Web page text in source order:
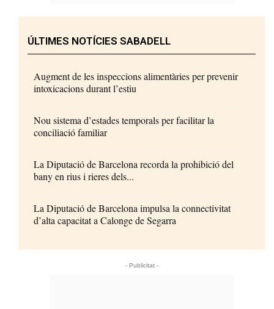
ÚLTIMES NOTÍCIES SABADELL
Augment de les inspeccions alimentàries per prevenir
intoxicacions durant l’estiu
Nou sistema d’estades temporals per facilitar la
conciliació familiar
La Diputació de Barcelona recorda la prohibició del
bany en rius i rieres dels...
La Diputació de Barcelona impulsa la connectivitat
d’alta capacitat a Calonge de Segarra
- Publicitat -